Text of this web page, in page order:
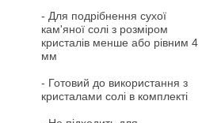
- Для подрібнення сухої
кам'яної солі з розміром
кристалів менше або рівним 4
мм
- Готовий до використання з
кристалами солі в комплекті